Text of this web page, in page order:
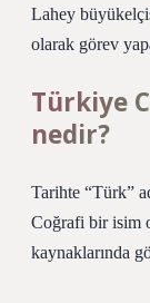
Lahey
olarak görev
Türkiye
nedir?
Tarihte “Türk”
Coğrafi bir isim
kaynaklarında